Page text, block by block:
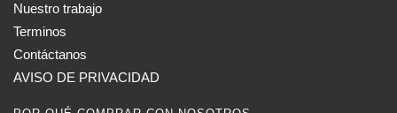
Nuestro trabajo
Terminos
Contáctanos
AVISO DE PRIVACIDAD